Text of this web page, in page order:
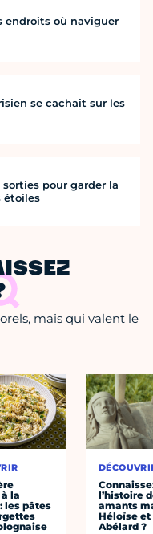
endroits où naviguer
se cachait sur les
sorties pour garder la
étoiles
mais qui valent le
la
les pâtes
l’histoire
amants
Héloïse et
Abélard ?